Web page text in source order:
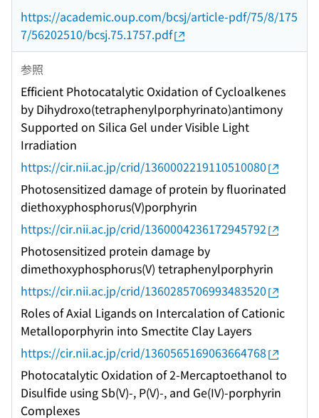
https://academic.oup.com/bcsj/article-pdf/75/8/175
7/56202510/bcsj.75.1757.pdf
参照
Efficient Photocatalytic Oxidation of Cycloalkenes
by Dihydroxo(tetraphenylporphyrinato)antimony
Supported on Silica Gel under Visible Light
Irradiation
https://cir.nii.ac.jp/crid/1360002219110510080
Photosensitized damage of protein by fluorinated
diethoxyphosphorus(V)porphyrin
https://cir.nii.ac.jp/crid/1360004236172945792
Photosensitized protein damage by
dimethoxyphosphorus(V) tetraphenylporphyrin
https://cir.nii.ac.jp/crid/1360285706993483520
Roles of Axial Ligands on Intercalation of Cationic
Metalloporphyrin into Smectite Clay Layers
https://cir.nii.ac.jp/crid/1360565169063664768
Photocatalytic Oxidation of 2-Mercaptoethanol to
Disulfide using Sb(V)-, P(V)-, and Ge(IV)-porphyrin
Complexes